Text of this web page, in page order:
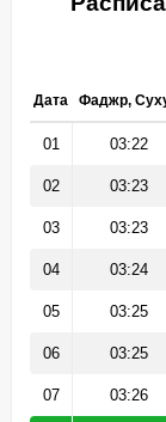
Дата Фаджр,
01 03:22
02 03:23
03 03:23
04 03:24
05 03:25
06 03:25
07 03:26